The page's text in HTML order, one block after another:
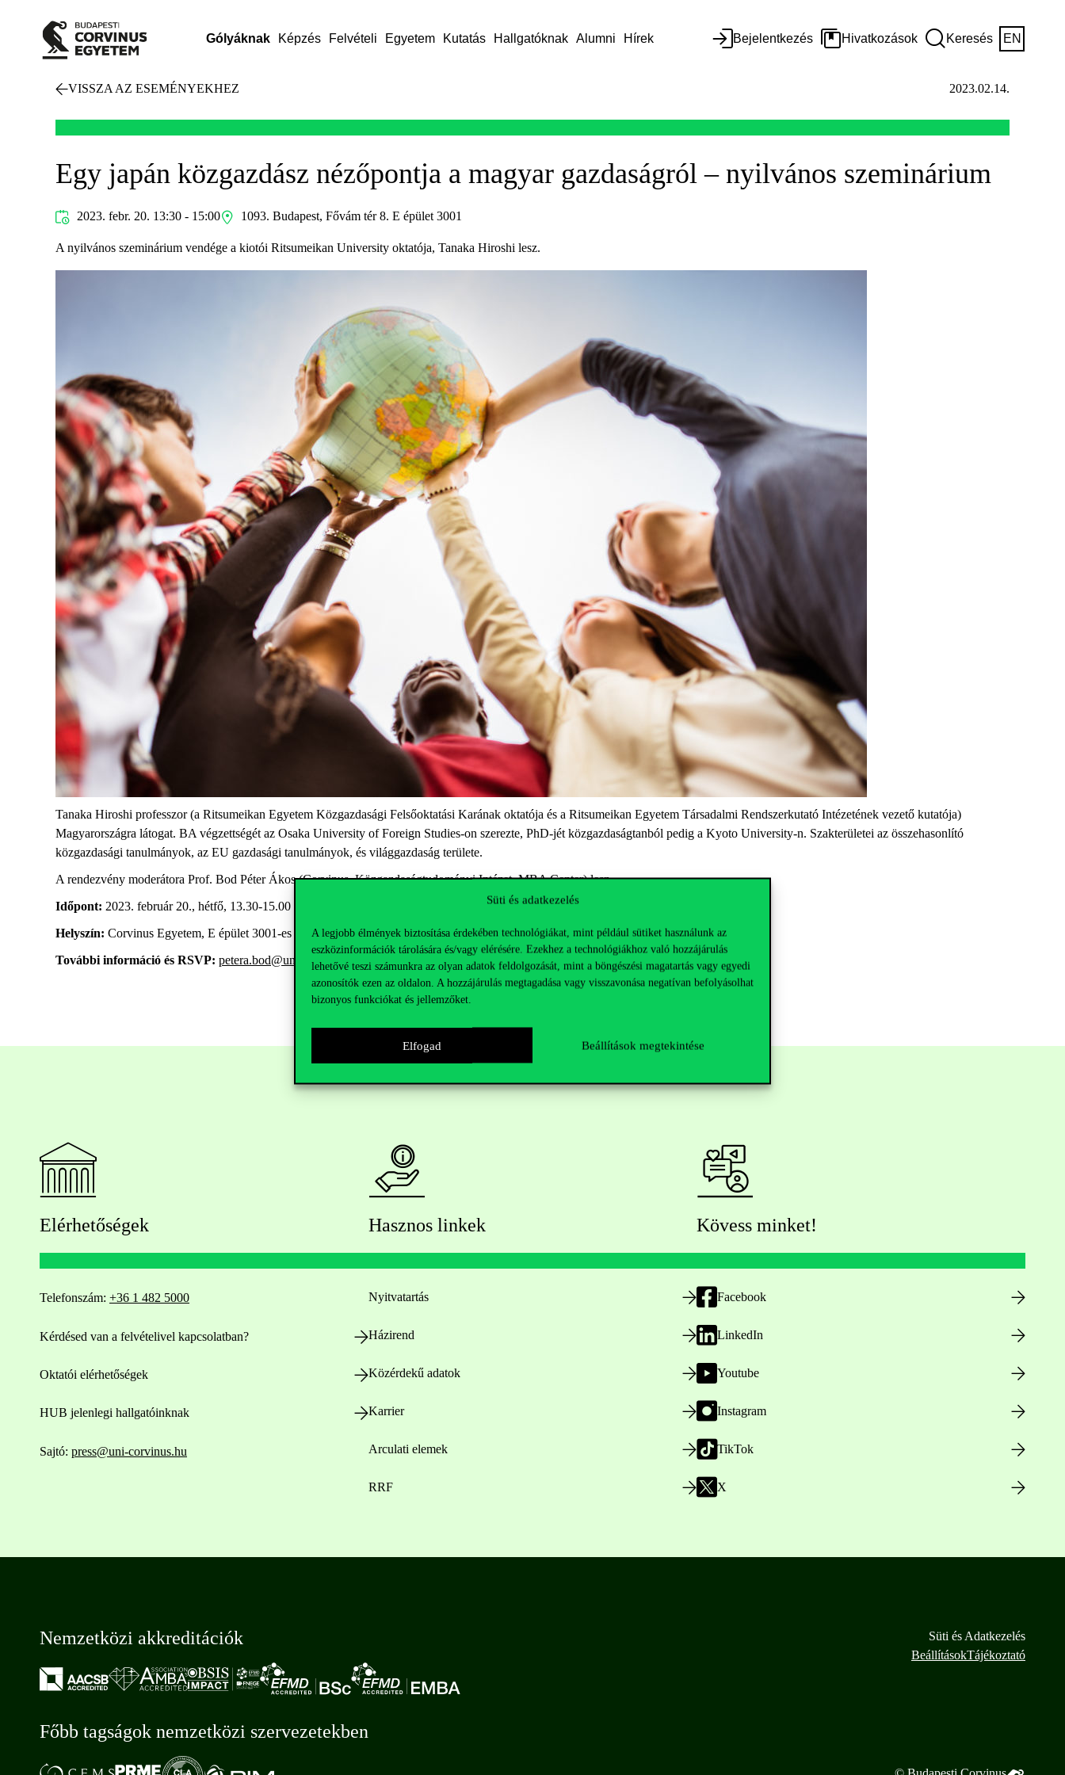
Süti és adatkezelés
A legjobb élmények biztosítása érdekében technológiákat, mint például sütiket használunk az
eszközinformációk tárolására és/vagy elérésére. Ezekhez a technológiákhoz való hozzájárulás
lehetővé teszi számunkra az olyan adatok feldolgozását, mint a böngészési magatartás vagy egyedi
azonosítók ezen az oldalon. A hozzájárulás megtagadása vagy visszavonása negatívan befolyásolhat
bizonyos funkciókat és jellemzőket.
Elfogad Beállítások megtekintése
Gólyáknak Képzés Felvételi Egyetem Kutatás Hallgatóknak Alumni Hírek Bejelentkezés Hivatkozások Keresés EN
VISSZA AZ ESEMÉNYEKHEZ 2023.02.14.
Egy japán közgazdász nézőpontja a magyar gazdaságról – nyilvános szeminárium
2023. febr. 20. 13:30 - 15:00 1093. Budapest, Fővám tér 8. E épület 3001
A nyilvános szeminárium vendége a kiotói Ritsumeikan University oktatója, Tanaka Hiroshi lesz.
Tanaka Hiroshi professzor (a Ritsumeikan Egyetem Közgazdasági Felsőoktatási Karának oktatója és a Ritsumeikan Egyetem Társadalmi Rendszerkutató Intézetének vezető kutatója)
Magyarországra látogat. BA végzettségét az Osaka University of Foreign Studies-on szerezte, PhD-jét közgazdaságtanból pedig a Kyoto University-n. Szakterületei az összehasonlító
közgazdasági tanulmányok, az EU gazdasági tanulmányok, és világgazdaság területe.
A rendezvény moderátora Prof. Bod Péter Ákos (Corvinus, Közgazdaságtudományi Intézet, MBA Center) lesz.
Időpont: 2023. február 20., hétfő, 13.30-15.00 óra között
Helyszín: Corvinus Egyetem, E épület 3001-es terem
További információ és RSVP: petera.bod@uni-corvinus.hu
Elérhetőségek
Telefonszám: +36 1 482 5000
Kérdésed van a felvételivel kapcsolatban?
Oktatói elérhetőségek
HUB jelenlegi hallgatóinknak
Sajtó: press@uni-corvinus.hu
Hasznos linkek
Nyitvatartás
Házirend
Közérdekű adatok
Karrier
Arculati elemek
RRF
Kövess minket!
Facebook
LinkedIn
Youtube
Instagram
TikTok
X
Nemzetközi akkreditációk
Főbb tagságok nemzetközi szervezetekben
Süti és Adatkezelés
BeállításokTájékoztató